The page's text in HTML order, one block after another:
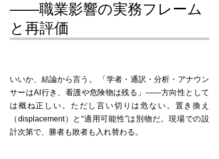
――職業影響の実務フレーム
と再評価
いいか、結論から言う。 「学者・通訳・分析・アナウン
サーはAI行き、看護や危険物は残る」――方向性として
は概ね正しい。ただし言い切りは危ない。置き換え
（displacement）と“適用可能性”は別物だ。現場での設
計次第で、勝者も敗者も入れ替わる。